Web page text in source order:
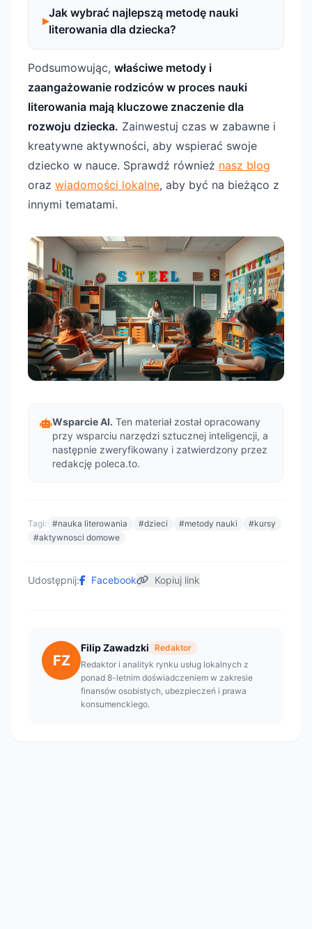
Jak wybrać najlepszą metodę nauki
literowania dla dziecka?
Podsumowując, właściwe metody i
zaangażowanie rodziców w proces nauki
literowania mają kluczowe znaczenie dla
rozwoju dziecka. Zainwestuj czas w zabawne i
kreatywne aktywności, aby wspierać swoje
dziecko w nauce. Sprawdź również nasz blog
oraz wiadomości lokalne, aby być na bieżąco z
innymi tematami.
Wsparcie AI. Ten materiał został opracowany
przy wsparciu narzędzi sztucznej inteligencji, a
następnie zweryfikowany i zatwierdzony przez
redakcję poleca.to.
Tagi: #nauka literowania #dzieci #metody nauki
#kursy
#aktywnosci domowe
Udostępnij: Facebook Kopiuj link
FZ
Filip Zawadzki
Redaktor
Redaktor i analityk rynku usług lokalnych z
ponad 8-letnim doświadczeniem w zakresie
finansów osobistych, ubezpieczeń i prawa
konsumenckiego.